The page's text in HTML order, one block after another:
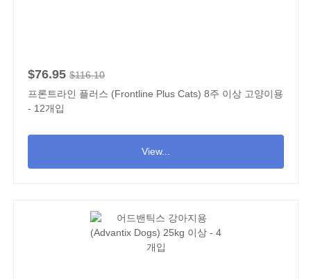
$76.95 $116.10
프론트라인 플러스 (Frontline Plus Cats) 8주 이상 고양이용
- 12개입
View...